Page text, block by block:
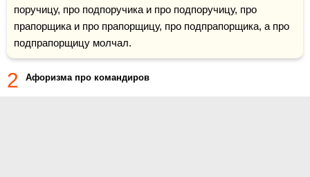
поручицу, про подпоручика и про подпоручицу, про
прапорщика и про прапорщицу, про подпрапорщика, а про
подпрапорщицу молчал.
2 Афоризма про командиров